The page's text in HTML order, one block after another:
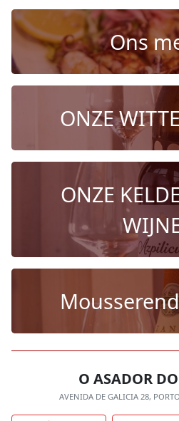
Ons
ONZE
ONZE
O ASADOR
AVENIDA DE GALICIA 28,